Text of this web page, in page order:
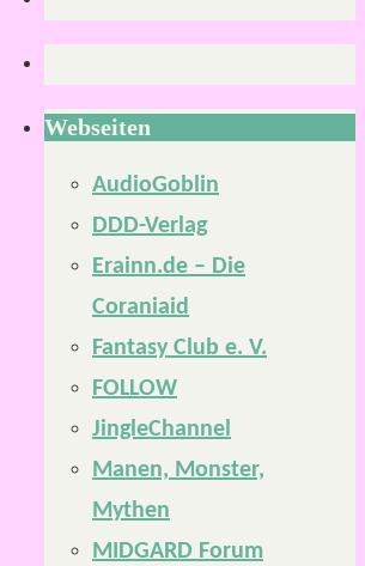
Webseiten
AudioGoblin
DDD-Verlag
Erainn.de – Die
Coraniaid
Fantasy Club e. V.
FOLLOW
JingleChannel
Manen, Monster,
Mythen
MIDGARD Forum